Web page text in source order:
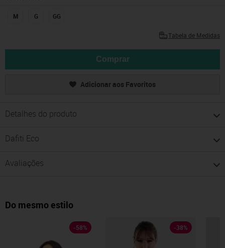
M G GG
Tabela de Medidas
Comprar
Adicionar aos Favoritos
Detalhes do produto
Dafiti Eco
Avaliações
Do mesmo estilo
-58% -38%